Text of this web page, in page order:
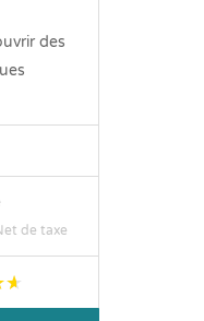
des
de taxe